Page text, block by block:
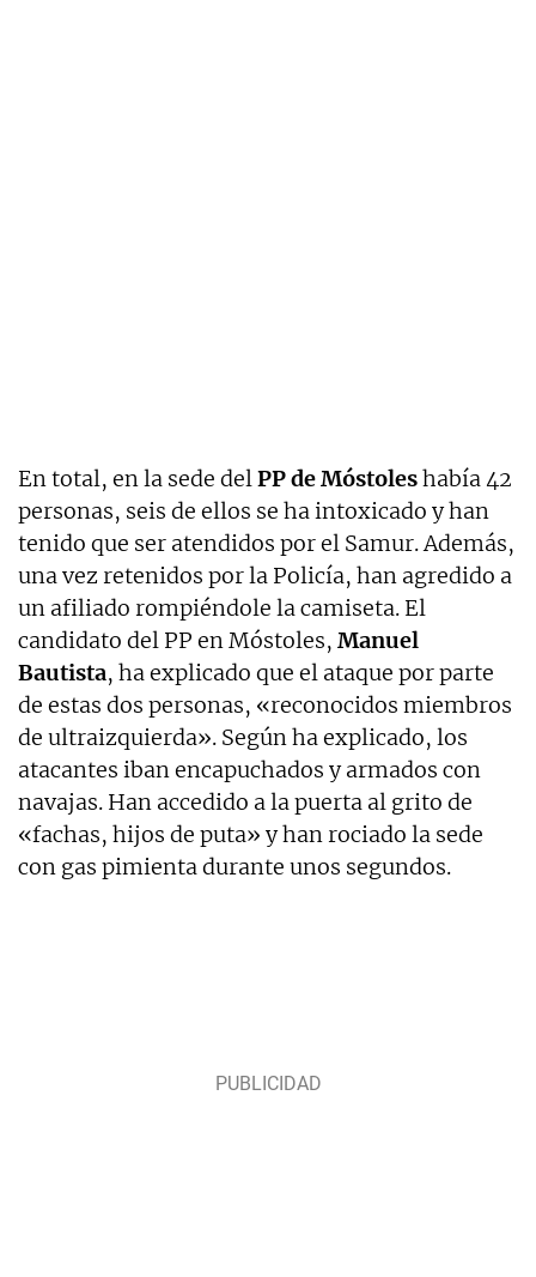
En total, en la sede delPP de Móstoleshabía 42
personas, seis de ellos se ha intoxicado y han
tenido que ser atendidos por el Samur. Además,
una vez retenidos por la Policía, han agredido a
un afiliado rompiéndole la camiseta. El
candidato del PP en Móstoles, Manuel
Bautista, ha explicado que el ataque por parte
de estas dos personas, «reconocidos miembros
de ultraizquierda». Según ha explicado, los
atacantes iban encapuchados y armados con
navajas. Han accedido a la puerta al grito de
«fachas, hijos de puta» y han rociado la sede
con gas pimienta durante unos segundos.